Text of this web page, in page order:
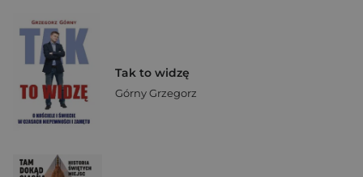
Tak to widzę
Górny Grzegorz